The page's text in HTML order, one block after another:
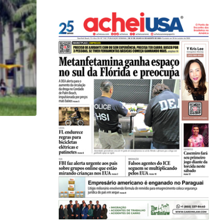
HISTÓRICO
Açaí é reconhecido oficialmente como fruto
21/01/2026